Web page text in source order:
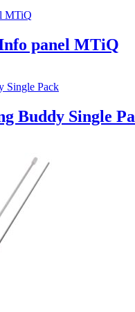
panel MTiQ
Buddy Single